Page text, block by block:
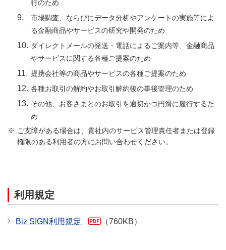
行のため
市場調査、ならびにデータ分析やアンケートの実施等によ
る金融商品やサービスの研究や開発のため
ダイレクトメールの発送・電話によるご案内等、金融商品
やサービスに関する各種ご提案のため
提携会社等の商品やサービスの各種ご提案のため
各種お取引の解約やお取引解約後の事後管理のため
その他、お客さまとのお取引を適切かつ円滑に履行するた
め
ご支障がある場合は、貴社内のサービス管理責任者または登録
権限のある利用者の方にお問い合わせください。
利用規定
Biz SIGN利用規定 （760KB）